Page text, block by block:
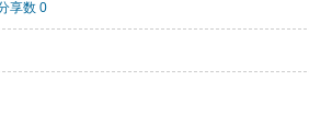
享数 0